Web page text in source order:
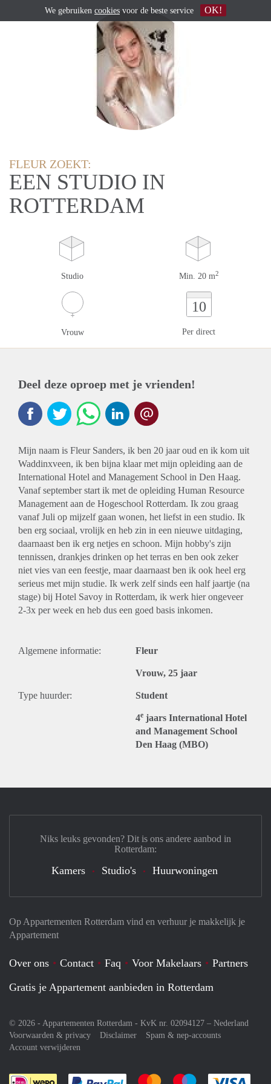
FLEUR ZOEKT:
EEN STUDIO IN
ROTTERDAM
Studio Min. 20 m2
Vrouw
10
Per direct
Deel deze oproep met je vrienden!
Mijn naam is Fleur Sanders, ik ben 20 jaar oud en ik kom uit
Waddinxveen, ik ben bijna klaar met mijn opleiding aan de
International Hotel and Management School in Den Haag.
Vanaf september start ik met de opleiding Human Resource
Management aan de Hogeschool Rotterdam. Ik zou graag
vanaf Juli op mijzelf gaan wonen, het liefst in een studio. Ik
ben erg sociaal, vrolijk en heb zin in een nieuwe uitdaging,
daarnaast ben ik erg netjes en schoon. Mijn hobby's zijn
tennissen, drankjes drinken op het terras en ben ook zeker
niet vies van een feestje, maar daarnaast ben ik ook heel erg
serieus met mijn studie. Ik werk zelf sinds een half jaartje (na
stage) bij Hotel Savoy in Rotterdam, ik werk hier ongeveer
2-3x per week en heb dus een goed basis inkomen.
Algemene informatie: Fleur
Vrouw, 25 jaar
Type huurder: Student
4e jaars International Hotel
and Management School
Den Haag (MBO)
Op Appartementen Rotterdam vind en verhuur je makkelijk je
Appartement
Over ons Contact Faq Voor Makelaars
Partners
Gratis je Appartement aanbieden in Rotterdam
© 2026 - Appartementen Rotterdam - KvK nr. 02094127 – Nederland
Voorwaarden & privacy
Disclaimer
Spam & nep-accounts
Account verwijderen
Niks leuks gevonden? Dit is ons andere aanbod in
Rotterdam:
Kamers Studio's Huurwoningen
We gebruiken cookies voor de beste service OK!